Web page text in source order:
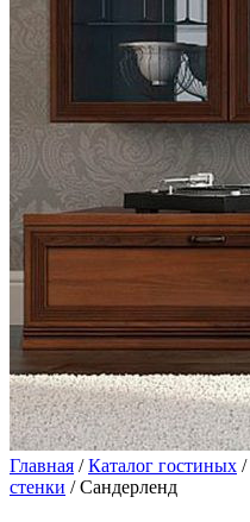
Главная /Каталог гостиных /
стенки / Сандерленд